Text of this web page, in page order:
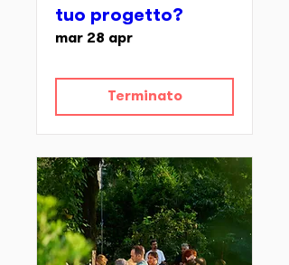
tuo progetto?
mar 28 apr
Terminato